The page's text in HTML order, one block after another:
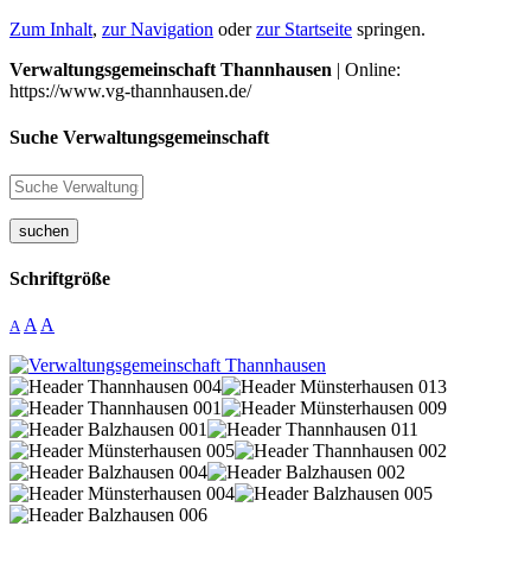
Zum Inhalt, zur Navigation oderzur Startseite springen.
Verwaltungsgemeinschaft Thannhausen | Online:
https://www.vg-thannhausen.de/
Suche Verwaltungsgemeinschaft
suchen
Schriftgröße
A A A